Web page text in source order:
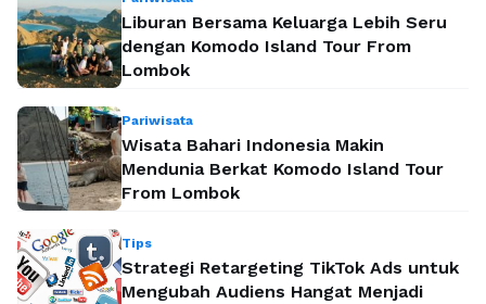
Liburan Bersama Keluarga Lebih Seru
dengan Komodo Island Tour From
Lombok
Pariwisata
Wisata Bahari Indonesia Makin
Mendunia Berkat Komodo Island Tour
From Lombok
Tips
Strategi Retargeting TikTok Ads untuk
Mengubah Audiens Hangat Menjadi